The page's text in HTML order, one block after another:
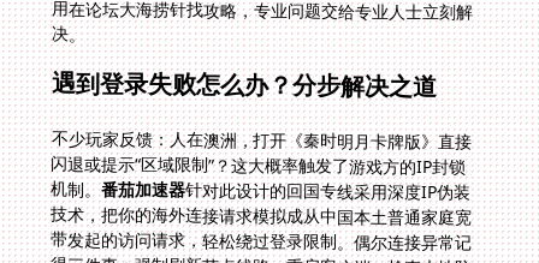
决。
遇到登录失败怎么办？分步解决之道
不少玩家反馈：人在澳洲，打开《秦时明月卡牌版》直接
闪退或提示“区域限制”？这大概率触发了游戏方的IP封锁
机制。番茄加速器针对此设计的回国专线采用深度IP伪装
技术，把你的海外连接请求模拟成从中国本土普通家庭宽
带发起的访问请求，轻松绕过登录限制。偶尔连接异常记
得三件事：强制刷新节点线路、重启客户端、检查本地防
火墙设置——番茄后台支持快速切换备用接入点，避开临